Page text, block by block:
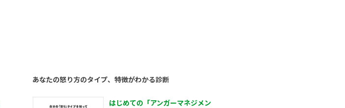
あなたの怒り方のタイプ、特徴がわかる診断
はじめての「アンガーマネジメン